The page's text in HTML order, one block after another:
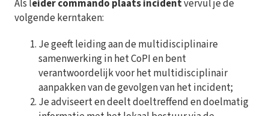
Als leider commando plaats incidentvervul je de
volgende kerntaken:
Je geeft leiding aan de multidisciplinaire
samenwerking in het CoPI en bent
verantwoordelijk voor het multidisciplinair
aanpakken van de gevolgen van het incident;
Je adviseert en deelt doeltreffend en doelmatig